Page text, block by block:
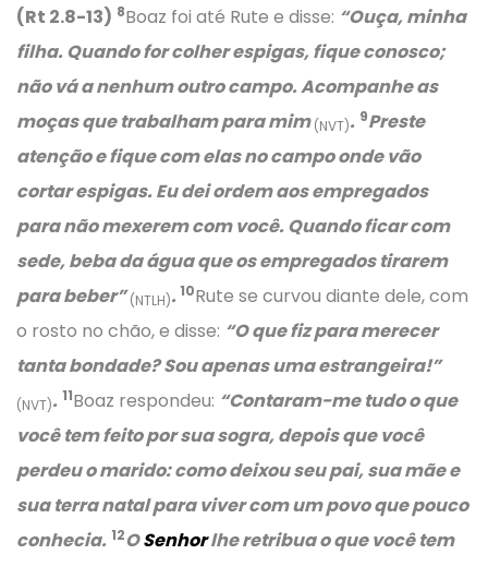
(Rt 2.8-13) 8Boaz foi até Rute e disse: “Ouça, minha
filha. Quando for colher espigas, fique conosco;
não vá a nenhum outro campo. Acompanhe as
moças que trabalham para mim(NVT). 9Preste
atenção e fique com elas no campo onde vão
cortar espigas. Eu dei ordem aos empregados
para não mexerem com você. Quando ficar com
sede, beba da água que os empregados tirarem
para beber”(NTLH).10Rute se curvou diante dele, com
o rosto no chão, e disse: “O que fiz para merecer
tanta bondade? Sou apenas uma estrangeira!”
(NVT). 11Boaz respondeu: “Contaram-me tudo o que
você tem feito por sua sogra, depois que você
perdeu o marido: como deixou seu pai, sua mãe e
sua terra natal para viver com um povo que pouco
conhecia. 12OSenhorlhe retribua o que você tem